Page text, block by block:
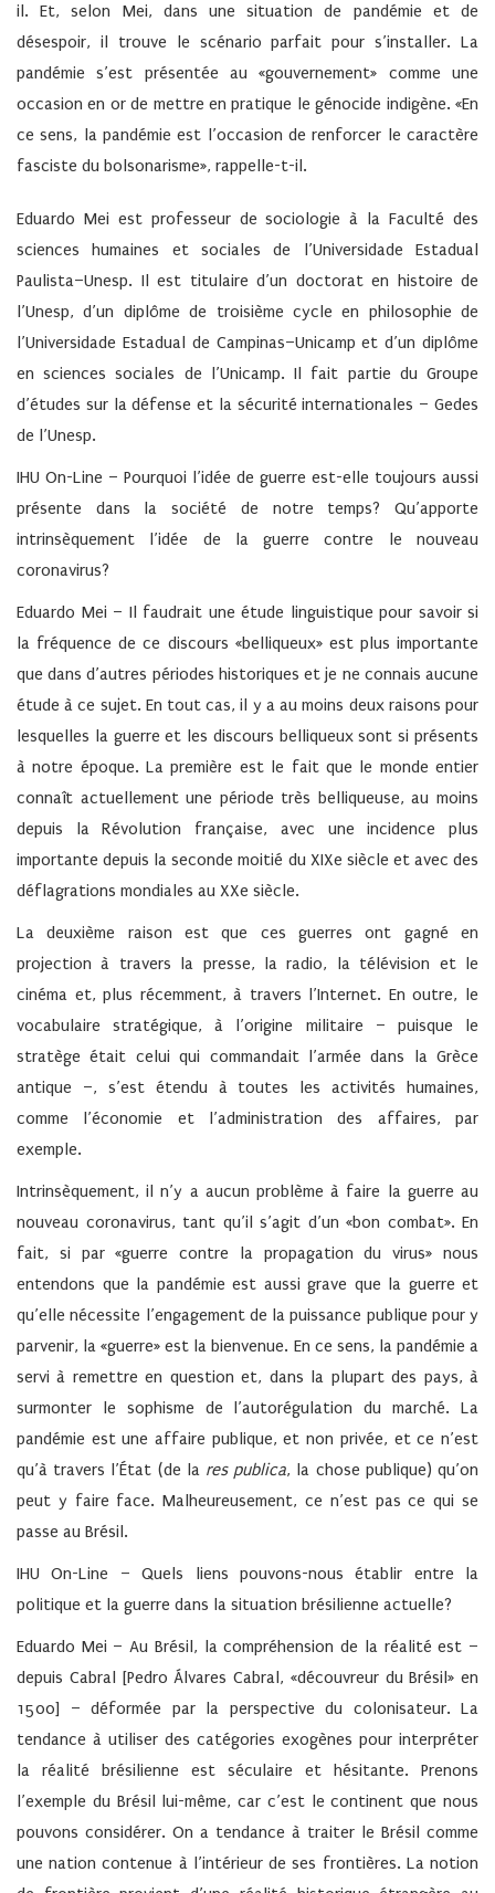
il. Et, selon Mei, dans une situation de pandémie et de
désespoir, il trouve le scénario parfait pour s’installer. La
pandémie s’est présentée au «gouvernement» comme une
occasion en or de mettre en pratique le génocide indigène. «En
ce sens, la pandémie est l’occasion de renforcer le caractère
fasciste du bolsonarisme», rappelle-t-il.
Eduardo Mei est professeur de sociologie à la Faculté des
sciences humaines et sociales de l’Universidade Estadual
Paulista–Unesp. Il est titulaire d’un doctorat en histoire de
l’Unesp, d’un diplôme de troisième cycle en philosophie de
l’Universidade Estadual de Campinas–Unicamp et d’un diplôme
en sciences sociales de l’Unicamp. Il fait partie du Groupe
d’études sur la défense et la sécurité internationales – Gedes
de l’Unesp.
IHU On-Line – Pourquoi l’idée de guerre est-elle toujours aussi
présente dans la société de notre temps? Qu’apporte
intrinsèquement l’idée de la guerre contre le nouveau
coronavirus?
Eduardo Mei – Il faudrait une étude linguistique pour savoir si
la fréquence de ce discours «belliqueux» est plus importante
que dans d’autres périodes historiques et je ne connais aucune
étude à ce sujet. En tout cas, il y a au moins deux raisons pour
lesquelles la guerre et les discours belliqueux sont si présents
à notre époque. La première est le fait que le monde entier
connaît actuellement une période très belliqueuse, au moins
depuis la Révolution française, avec une incidence plus
importante depuis la seconde moitié du XIXe siècle et avec des
déflagrations mondiales au XXe siècle.
La deuxième raison est que ces guerres ont gagné en
projection à travers la presse, la radio, la télévision et le
cinéma et, plus récemment, à travers l’Internet. En outre, le
vocabulaire stratégique, à l’origine militaire – puisque le
stratège était celui qui commandait l’armée dans la Grèce
antique –, s’est étendu à toutes les activités humaines,
comme l’économie et l’administration des affaires, par
exemple.
Intrinsèquement, il n’y a aucun problème à faire la guerre au
nouveau coronavirus, tant qu’il s’agit d’un «bon combat». En
fait, si par «guerre contre la propagation du virus» nous
entendons que la pandémie est aussi grave que la guerre et
qu’elle nécessite l’engagement de la puissance publique pour y
parvenir, la «guerre» est la bienvenue. En ce sens, la pandémie a
servi à remettre en question et, dans la plupart des pays, à
surmonter le sophisme de l’autorégulation du marché. La
pandémie est une affaire publique, et non privée, et ce n’est
qu’à travers l’État (de la res publica, la chose publique) qu’on
peut y faire face. Malheureusement, ce n’est pas ce qui se
passe au Brésil.
IHU On-Line – Quels liens pouvons-nous établir entre la
politique et la guerre dans la situation brésilienne actuelle?
Eduardo Mei – Au Brésil, la compréhension de la réalité est –
depuis Cabral [Pedro Álvares Cabral, «découvreur du Brésil» en
1500] – déformée par la perspective du colonisateur. La
tendance à utiliser des catégories exogènes pour interpréter
la réalité brésilienne est séculaire et hésitante. Prenons
l’exemple du Brésil lui-même, car c’est le continent que nous
pouvons considérer. On a tendance à traiter le Brésil comme
une nation contenue à l’intérieur de ses frontières. La notion